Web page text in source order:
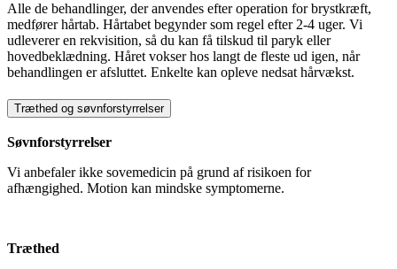
Alle de behandlinger, der anvendes efter operation for brystkræft,
medfører hårtab. Hårtabet begynder som regel efter 2-4 uger. Vi
udleverer en rekvisition, så du kan få tilskud til paryk eller
hovedbeklædning. Håret vokser hos langt de fleste ud igen, når
behandlingen er afsluttet. Enkelte kan opleve nedsat hårvækst.
Træthed og søvnforstyrrelser
Søvnforstyrrelser
Vi anbefaler ikke sovemedicin på grund af risikoen for
afhængighed. Motion kan mindske symptomerne.
Træthed